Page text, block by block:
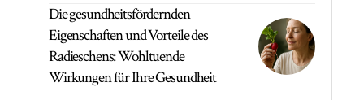
Die gesundheitsfördernden
Eigenschaften und Vorteile des
Radieschens: Wohltuende
Wirkungen für Ihre Gesundheit